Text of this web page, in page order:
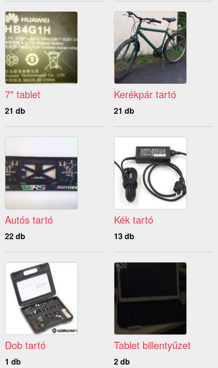
7" tablet
21 db
Kerékpár tartó
21 db
Autós tartó
22 db
Kék tartó
13 db
Dob tartó
1 db
Tablet billentyűzet
2 db